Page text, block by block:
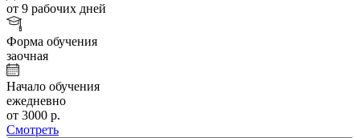
от 9 рабочих дней
Форма обучения
заочная
Начало обучения
ежедневно
от 3000 р.
Смотреть